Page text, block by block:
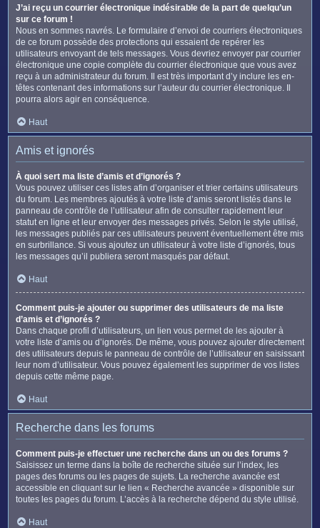
J’ai reçu un courrier électronique indésirable de la part de quelqu’un
sur ce forum !
Nous en sommes navrés. Le formulaire d’envoi de courriers électroniques
de ce forum possède des protections qui essaient de repérer les
utilisateurs envoyant de tels messages. Vous devriez envoyer par courrier
électronique une copie complète du courrier électronique que vous avez
reçu à un administrateur du forum. Il est très important d’y inclure les en-
têtes contenant des informations sur l’auteur du courrier électronique. Il
pourra alors agir en conséquence.
Haut
Amis et ignorés
À quoi sert ma liste d’amis et d’ignorés ?
Vous pouvez utiliser ces listes afin d’organiser et trier certains utilisateurs
du forum. Les membres ajoutés à votre liste d’amis seront listés dans le
panneau de contrôle de l’utilisateur afin de consulter rapidement leur
statut en ligne et leur envoyer des messages privés. Selon le style utilisé,
les messages publiés par ces utilisateurs peuvent éventuellement être mis
en surbrillance. Si vous ajoutez un utilisateur à votre liste d’ignorés, tous
les messages qu’il publiera seront masqués par défaut.
Haut
Comment puis-je ajouter ou supprimer des utilisateurs de ma liste
d’amis et d’ignorés ?
Dans chaque profil d’utilisateurs, un lien vous permet de les ajouter à
votre liste d’amis ou d’ignorés. De même, vous pouvez ajouter directement
des utilisateurs depuis le panneau de contrôle de l’utilisateur en saisissant
leur nom d’utilisateur. Vous pouvez également les supprimer de vos listes
depuis cette même page.
Haut
Recherche dans les forums
Comment puis-je effectuer une recherche dans un ou des forums ?
Saisissez un terme dans la boîte de recherche située sur l’index, les
pages des forums ou les pages de sujets. La recherche avancée est
accessible en cliquant sur le lien « Recherche avancée » disponible sur
toutes les pages du forum. L’accès à la recherche dépend du style utilisé.
Haut